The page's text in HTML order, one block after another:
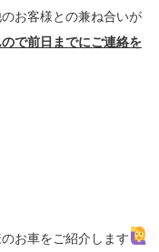
お客様との兼ね合いが
で前日までにご連絡を
お車をご紹介します